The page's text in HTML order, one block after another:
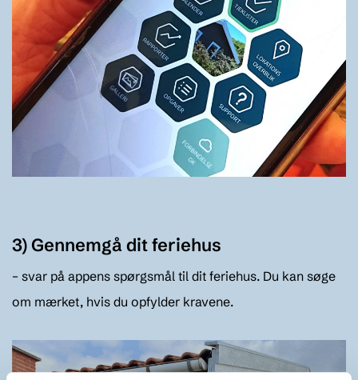
3) Gennemgå dit feriehus
– svar på appens spørgsmål til dit feriehus. Du kan søge
om mærket, hvis du opfylder kravene.